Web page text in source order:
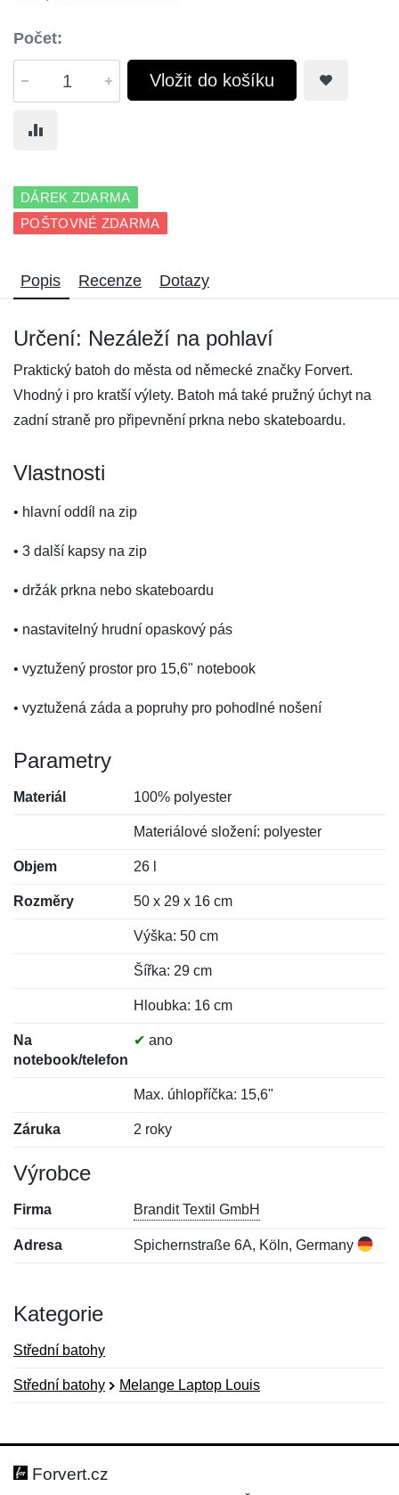
Počet:
Vložit do košíku
DÁREK ZDARMA
POŠTOVNÉ ZDARMA
Popis Recenze Dotazy
Určení: Nezáleží na pohlaví
Praktický batoh do města od německé značky Forvert.
Vhodný i pro kratší výlety. Batoh má také pružný úchyt na
zadní straně pro připevnění prkna nebo skateboardu.
Vlastnosti
• hlavní oddíl na zip
• 3 další kapsy na zip
• držák prkna nebo skateboardu
• nastavitelný hrudní opaskový pás
• vyztužený prostor pro 15,6" notebook
• vyztužená záda a popruhy pro pohodlné nošení
Parametry
Materiál 100% polyester
Materiálové složení: polyester
Objem 26 l
Rozměry 50 x 29 x 16 cm
Výška: 50 cm
Šířka: 29 cm
Hloubka: 16 cm
Na
notebook/telefon
✔ ano
Max. úhlopříčka: 15,6"
Záruka 2 roky
Výrobce
Firma Brandit Textil GmbH
Adresa Spichernstraße 6A, Köln, Germany
Kategorie
Střední batohy
Střední batohy Melange Laptop Louis
Hodnocení:
Jméno:
Forvert.cz